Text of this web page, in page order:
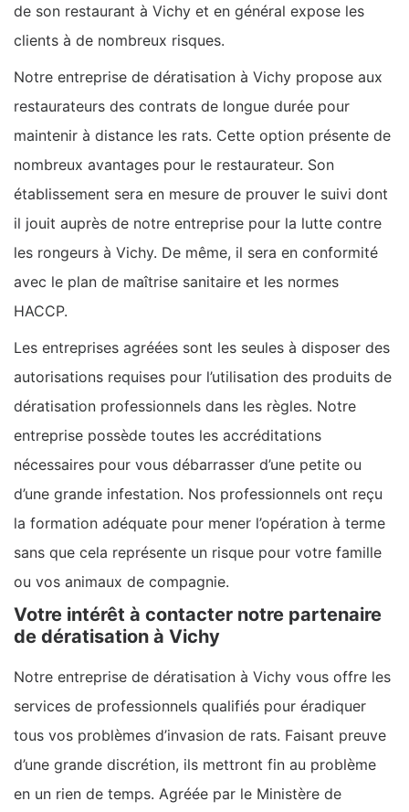
de son restaurant à Vichy et en général expose les
clients à de nombreux risques.
Notre entreprise de dératisation à Vichy propose aux
restaurateurs des contrats de longue durée pour
maintenir à distance les rats. Cette option présente de
nombreux avantages pour le restaurateur. Son
établissement sera en mesure de prouver le suivi dont
il jouit auprès de notre entreprise pour la lutte contre
les rongeurs à Vichy. De même, il sera en conformité
avec le plan de maîtrise sanitaire et les normes
HACCP.
Les entreprises agréées sont les seules à disposer des
autorisations requises pour l’utilisation des produits de
dératisation professionnels dans les règles. Notre
entreprise possède toutes les accréditations
nécessaires pour vous débarrasser d’une petite ou
d’une grande infestation. Nos professionnels ont reçu
la formation adéquate pour mener l’opération à terme
sans que cela représente un risque pour votre famille
ou vos animaux de compagnie.
Votre intérêt à contacter notre partenaire
de dératisation à Vichy
Notre entreprise de dératisation à Vichy vous offre les
services de professionnels qualifiés pour éradiquer
tous vos problèmes d’invasion de rats. Faisant preuve
d’une grande discrétion, ils mettront fin au problème
en un rien de temps. Agréée par le Ministère de